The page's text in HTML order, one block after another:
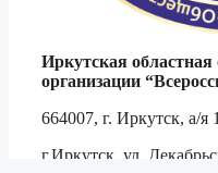
Иркутская
организации
664007, г. Иркутск, а/я
г.Иркутск, ул.